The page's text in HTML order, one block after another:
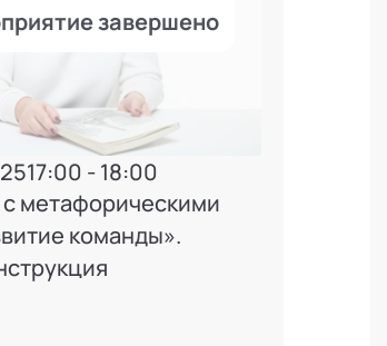
завершено
17:00 - 18:00
с метафорическими
команды».